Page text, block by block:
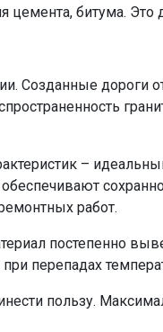
битума. Это
Созданные дороги
–
работ.
постепенно
перепадах
пользу.